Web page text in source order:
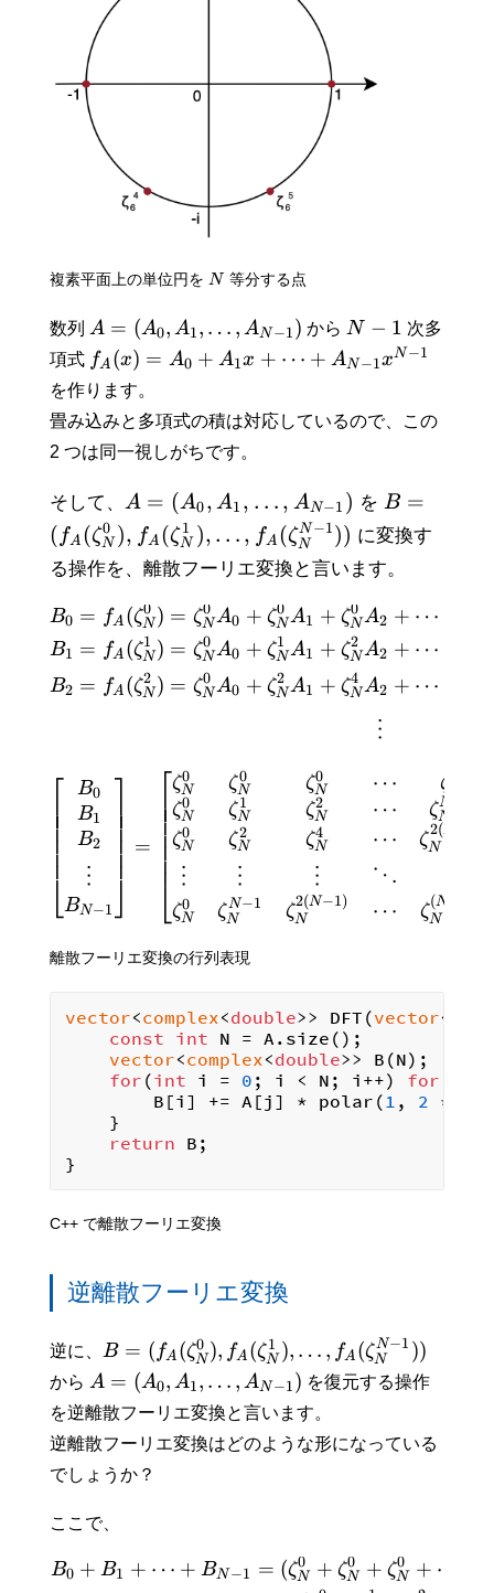
複素平面上の単位円を N 等分する点
数列 A = (A0, A1, … , AN−1) から N − 1 次多
項式 fA (x) = A0 + A1x + ⋯ + AN−1xN−1
を作ります。
畳み込みと多項式の積は対応しているので、この
2 つは同一視しがちです。
そして、 A = (A0, A1 , … , AN−1 ) を B =
( fA (ζN
0 ), fA (ζN
1 ), … , fA (ζN
N−1)) に変換す
る操作を、離散フーリエ変換と言います。
B0
B1
B2
= fA (ζN
0 ) = ζN
0 A0 + ζN
0 A1 + ζN
0 A2 + ⋯
= fA (ζN
1 ) = ζN
0 A0 + ζN
1 A1 + ζN
2 A2 + ⋯
= fA (ζN
2 ) = ζN
0 A0 + ζN
2 A1 + ζN
4 A2 + ⋯
⋮
⎣
⎢⎢⎢⎢⎢⎢⎡ B0
B1
B2
⋮
BN−1⎦⎥⎥⎥⎥⎥⎥
⎤
=
⎣
⎢⎢⎢⎢⎢⎢⎢⎡ζN
0
ζN
0
ζN
0
⋮
ζN
0
ζN
0
ζN
1
ζN
2
⋮
ζN
N−1
ζN
0
ζN
2
ζN
4
⋮
ζN
2(N−1)
⋯
⋯
⋯
⋱
⋯
ζ
ζN
N
ζN
2(N
ζN
(N
離散フーリエ変換の行列表現
vector<complex<double>> DFT(vector<
const int N = A.size();
vector<complex<double>> B(N);
for (int i = 0 ; i < N; i++) for
        B[i] += A[j] * polar(
1 , 2 *
    }
return B;
C++ で離散フーリエ変換
逆離散フーリエ変換
逆に、 B = ( fA (ζN
0 ), fA (ζN
1 ), … , fA (ζN
N−1 ))
から A = (A0, A1, … , AN−1) を復元する操作
を逆離散フーリエ変換と言います。
逆離散フーリエ変換はどのような形になっている
でしょうか？
ここで、
B0 + B1 + ⋯ + BN−1 = (ζN
0 + ζN
0 + ζN
0 + ⋯